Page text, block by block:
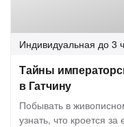
Индивидуальная до 3
Тайны
в Гатчину
Побывать в
узнать, что кроется